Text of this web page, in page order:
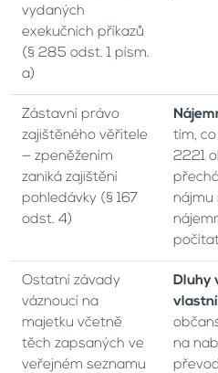
vydaných
exekučních příkazů
(§ 285 odst. 1 písm.
a)
Zástavní právo
zajištěného věřitele
— zpeněžením
zaniká zajištění
pohledávky (§ 167
odst. 4)
tím,
2221
nájmu
Ostatní závady
váznoucí na
majetku včetně
těch zapsaných ve
veřejném seznamu
Dluhy
na